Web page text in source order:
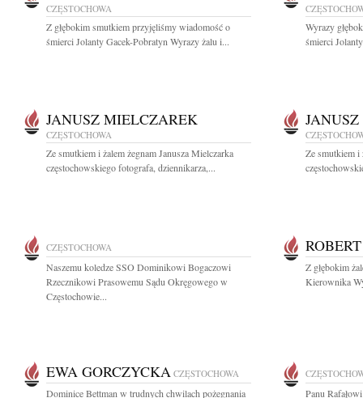
CZĘSTOCHOWA
Z głębokim smutkiem przyjęliśmy wiadomość o
śmierci Jolanty Gacek-Pobratyn Wyrazy żalu i...
Wyrazy
śmierci
JANUSZ MIELCZAREK
CZĘSTOCHOWA
Ze smutkiem i żalem żegnam Janusza Mielczarka
częstochowskiego fotografa, dziennikarza,...
Ze smutkiem i
CZĘSTOCHOWA
Naszemu koledze SSO Dominikowi Bogaczowi
Rzecznikowi Prasowemu Sądu Okręgowego w
Częstochowie...
Z głębokim
Kierownika
EWA GORCZYCKA CZĘSTOCHOWA
Dominice Bettman w trudnych chwilach pożegnania
Panu